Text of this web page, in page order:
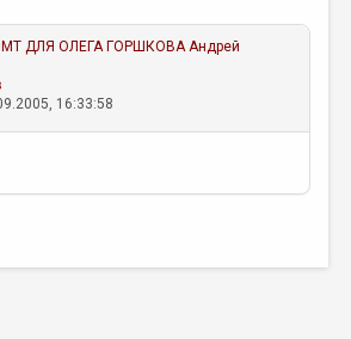
ДЛЯ ОЛЕГА ГОРШКОВА Андрей
16:33:58